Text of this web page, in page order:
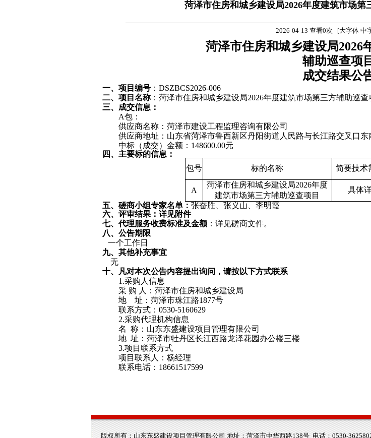
菏泽市住房和城乡建设局2026年度建筑市场
2026-04-13 查看0次 [大字体 中
菏泽市住房和城乡建设局2026
辅助巡查项
成交结果公
一、项目编号 ： DSZBCS2026-006
二、项目名称： 菏泽市住房和城乡建设局2026年度建筑市场第三方辅助巡查
三、 成交信息 ：
A包：
供应商名称：菏泽市建设工程监理咨询有限公司
供应商地址：山东省菏泽市鲁西新区丹阳街道人民路与长江路交叉口东
中标（成交）金额： 148600.00元
四、 主要标的信息 ：
包号
标的名称 简要技术
A
菏泽市住房和城乡建设局2026年度
建筑市场第三方辅助巡查项目
具体
五、 磋商小组专家名单： 张奋胜 张义山 、李明霞
六、评审结果：详见附件
七、代理服务收费标准及金额 ： 详见磋商文件。
八、公告期限
一个工作日
九、其他补充事宜
无
十、凡对本次公告内容提出询问，请按以下方式联系
1.采购人信息
采 购 人： 菏泽市住房和城乡建设局
地 址：菏泽市珠江路1877号
联系方式：0530-5160629
2.采购代理机构信息
名 称：山东东盛建设项目管理有限公司
地 址：菏泽市牡丹区长江西路龙泽花园办公楼三楼
3.项目联系方式
项目联系人： 杨经理
联系电话 ： 18661517599
版权所有：山东东盛建设项目管理有限公司 地址：菏泽市中华西路138号 电话：0530-